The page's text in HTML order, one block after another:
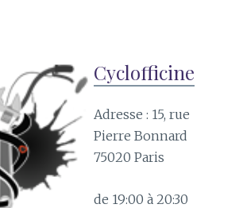
Cyclofficine
Adresse : 15, rue
Pierre Bonnard
75020 Paris
de 19:00 à 20:30